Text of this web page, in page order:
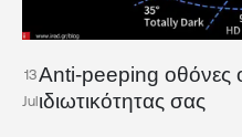
13
Jul
Anti-peeping οθόνες
ιδιωτικότητας σας